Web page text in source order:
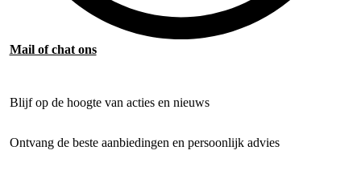
Mail of chat ons
Blijf op de hoogte van acties en nieuws
Ontvang de beste aanbiedingen en persoonlijk advies